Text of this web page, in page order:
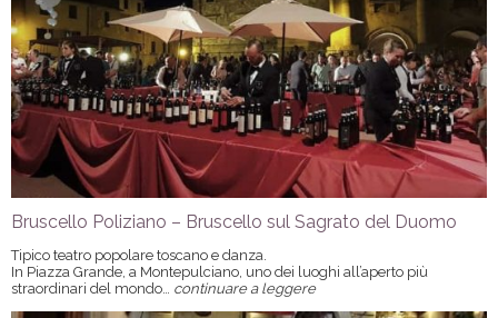
Bruscello Poliziano – Bruscello sul Sagrato del Duomo
Tipico teatro popolare toscano e danza.
In Piazza Grande, a Montepulciano, uno dei luoghi all’aperto più
straordinari del mondo… continuare a leggere